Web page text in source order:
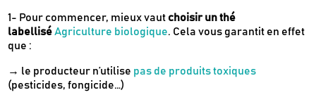
1- Pour commencer, mieux vaut choisir un thé
labellisé Agriculture biologique. Cela vous garantit en effet
que :
→ le producteur n’utilise pas de produits toxiques
(pesticides, fongicide…)